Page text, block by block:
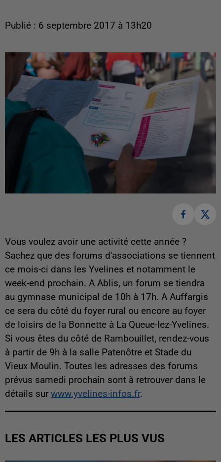
Publié : 6 septembre 2017 à 13h20
Vous voulez avoir une activité cette année ?
Sachez que des forums d'associations se tiennent
ce mois-ci dans les Yvelines et notamment le
week-end prochain. A Ablis, un forum se tiendra
au gymnase municipal de 10h à 17h. A Auffargis
ce sera du côté du foyer rural ou encore au foyer
de loisirs de la Bonnette à La Queue-lez-Yvelines.
Si vous êtes du côté de Rambouillet, rendez-vous
à partir de 9h à la salle Patenôtre et Stade du
Vieux Moulin. Toutes les adresses des forums
prévus samedi prochain sont à retrouver dans le
détails sur www.yvelines-infos.fr.
LES ARTICLES LES PLUS VUS